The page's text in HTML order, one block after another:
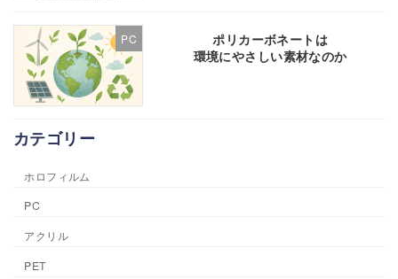
PC
ポリカーボネートは
環境にやさしい素材なのか
カテゴリー
ホロフィルム
PC
アクリル
PET